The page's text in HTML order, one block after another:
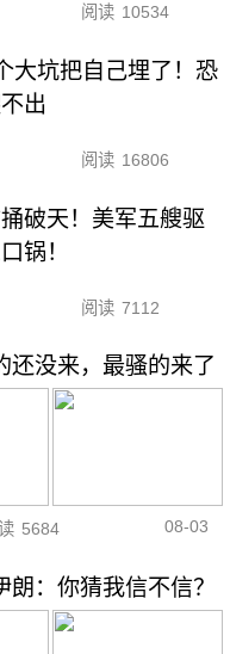
阅读 10534
大坑把自己埋了！恐
出
阅读 16806
捅破天！美军五艘驱
锅！
阅读 7112
还没来，最骚的来了
5684 08-03
：你猜我信不信？